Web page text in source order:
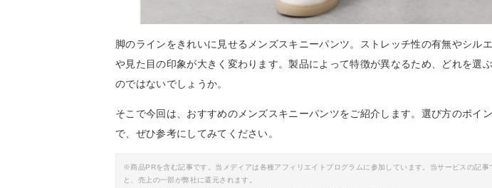
脚のラインをきれいに見せるメンズスキニーパンツ。ストレッチ性の有無やシル
や見た目の印象が大きく変わります。製品によって特徴が異なるため、どれを選
のではないでしょうか。
そこで今回は、おすすめのメンズスキニーパンツをご紹介します。選び方のポイ
で、ぜひ参考にしてみてください。
※商品PRを含む記事です。当メディアは各種アフィリエイトプログラムに参加しています。当サービスの記事
と、売上の一部が弊社に還元されます。